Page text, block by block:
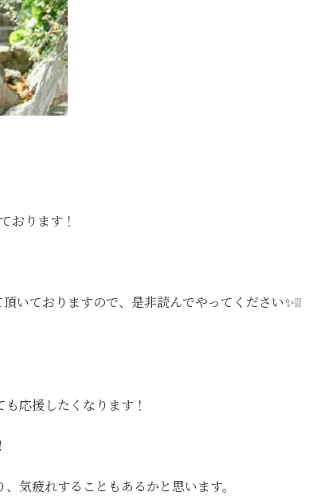
おります！
ておりますので、是非読んでやってください✨❕❕
応援したくなります！
気疲れすることもあるかと思います。